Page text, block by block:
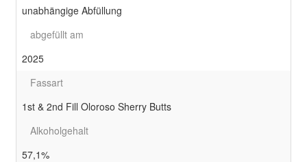
unabhängige Abfüllung
abgefüllt am
2025
Fassart
1st & 2nd Fill Oloroso Sherry Butts
Alkoholgehalt
57,1%